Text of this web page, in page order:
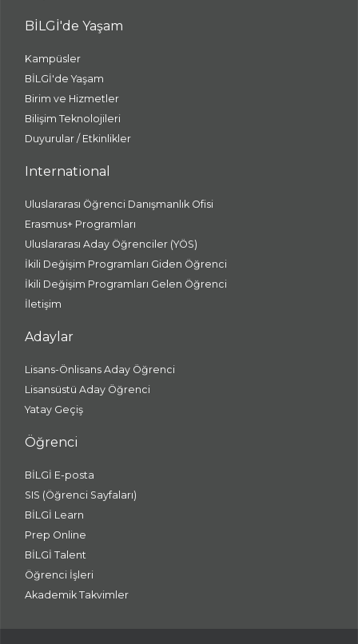
BİLGİ'de Yaşam
Kampüsler
BİLGİ'de Yaşam
Birim ve Hizmetler
Bilişim Teknolojileri
Duyurular / Etkinlikler
International
Uluslararası Öğrenci Danışmanlık Ofisi
Erasmus+ Programları
Uluslararası Aday Öğrenciler (YÖS)
İkili Değişim Programları Giden Öğrenci
İkili Değişim Programları Gelen Öğrenci
İletişim
Adaylar
Lisans-Önlisans Aday Öğrenci
Lisansüstü Aday Öğrenci
Yatay Geçiş
Öğrenci
BİLGİ E-posta
SIS (Öğrenci Sayfaları)
BİLGİ Learn
Prep Online
BİLGİ Talent
Öğrenci İşleri
Akademik Takvimler